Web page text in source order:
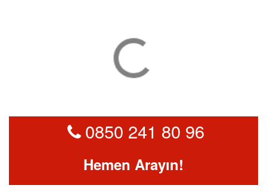
Hatay Uçak Bileti İletişim Telefonu
0850 241 80 96
Hemen Arayın!